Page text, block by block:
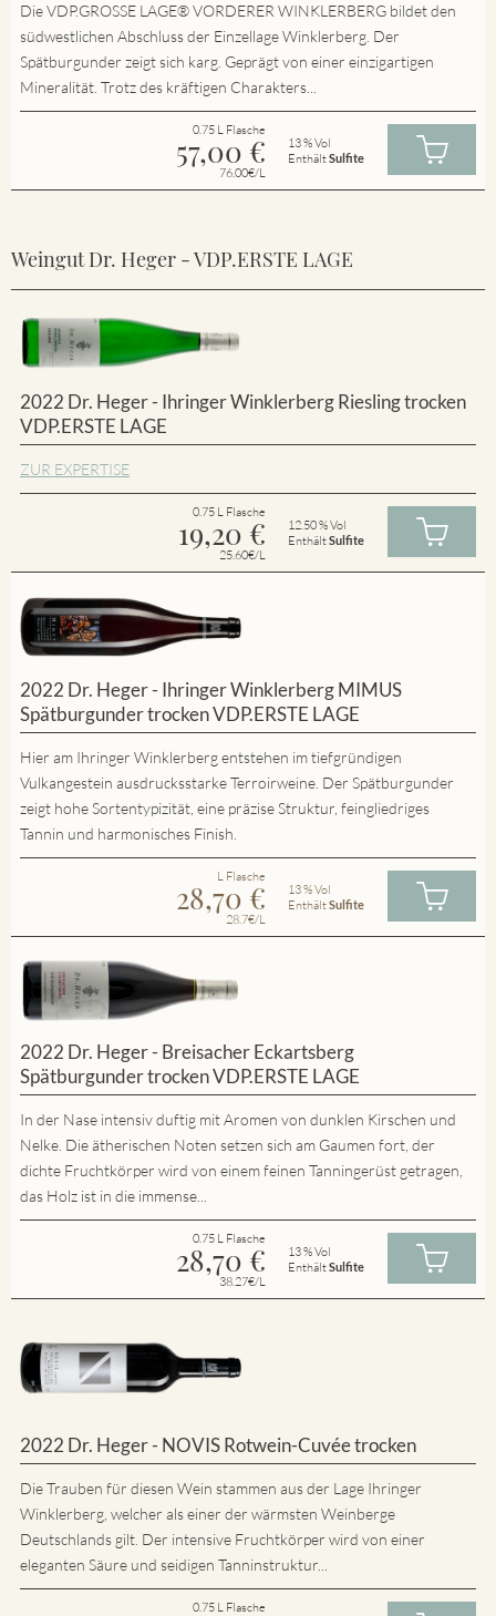
Die VDP.GROSSE LAGE® VORDERER WINKLERBERG bildet den
südwestlichen Abschluss der Einzellage Winklerberg. Der
Spätburgunder zeigt sich karg. Geprägt von einer einzigartigen
Mineralität. Trotz des kräftigen Charakters...
0.75 L Flasche
57,00 €
76.00€/L
13 % Vol
EnthältSulfite
Weingut Dr. Heger - VDP.ERSTE LAGE
2022 Dr. Heger - Ihringer Winklerberg Riesling trocken
VDP.ERSTE LAGE
ZUR EXPERTISE
0.75 L Flasche
19,20 €
25.60€/L
12.50 % Vol
EnthältSulfite
2022 Dr. Heger - Ihringer Winklerberg MIMUS
Spätburgunder trocken VDP.ERSTE LAGE
Hier am Ihringer Winklerberg entstehen im tiefgründigen
Vulkangestein ausdrucksstarke Terroirweine. Der Spätburgunder
zeigt hohe Sortentypizität, eine präzise Struktur, feingliedriges
Tannin und harmonisches Finish.
L Flasche
28,70 €
28.7€/L
13 % Vol
EnthältSulfite
2022 Dr. Heger - Breisacher Eckartsberg
Spätburgunder trocken VDP.ERSTE LAGE
In der Nase intensiv duftig mit Aromen von dunklen Kirschen und
Nelke. Die ätherischen Noten setzen sich am Gaumen fort, der
dichte Fruchtkörper wird von einem feinen Tanningerüst getragen,
das Holz ist in die immense...
0.75 L Flasche
28,70 €
38.27€/L
13 % Vol
EnthältSulfite
2022 Dr. Heger - NOVIS Rotwein-Cuvée trocken
Die Trauben für diesen Wein stammen aus der Lage Ihringer
Winklerberg, welcher als einer der wärmsten Weinberge
Deutschlands gilt. Der intensive Fruchtkörper wird von einer
eleganten Säure und seidigen Tanninstruktur...
0.75 L Flasche